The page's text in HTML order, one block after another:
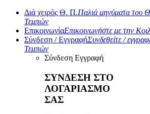
Διά χειρός Θ. Π.Παλιά μηνύματα του
Τεμπών
ΕπικοινωνίαΕπικοινωνήστε με την
Σύνδεση / ΕγγραφήΣυνδεθείτε /
Τεμπών
Σύνδεση Εγγραφή
ΣΥΝΔΕΣΗ ΣΤΟ
ΛΟΓΑΡΙΑΣΜΟ
ΣΑΣ